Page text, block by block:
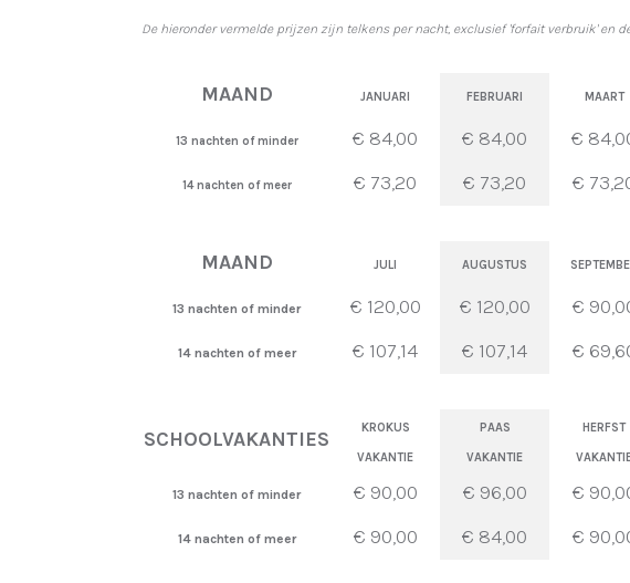
De hieronder vermelde prijzen zijn telkens per nacht, exclusief 'forfait verbruik' en
MAAND JANUARI FEBRUARI MAART
13 nachten of minder € 84,00 € 84,00 €
14 nachten of meer € 73,20 € 73,20 €
MAAND JULI AUGUSTUS
13 nachten of minder € 120,00 € 120,00 €
14 nachten of meer € 107,14 € 107,14 €
SCHOOLVAKANTIES KROKUS
VAKANTIE
PAAS
VAKANTIE
HERFST
13 nachten of minder € 90,00 € 96,00 €
14 nachten of meer € 90,00 € 84,00 €